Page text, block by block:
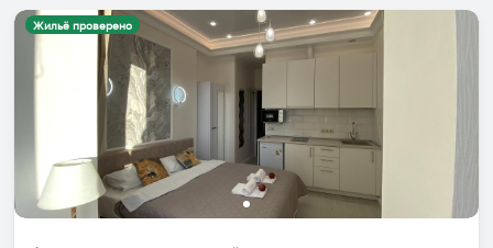
Жильё проверено